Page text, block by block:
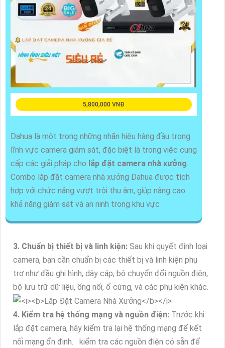
5,800,000 VNĐ
Dahua là một trong những nhãn hiệu hàng đầu trong
lĩnh vực camera giám sát, đặc biệt là trong việc cung
cấp các giải pháp cho lắp đặt camera nhà xưởng.
Combo lắp đặt camera nhà xưởng Dahua được tích
hợp với chức năng vượt trội thu âm, giúp nâng cao
khả năng giám sát và an ninh trong khu vực
3. Chuẩn bị thiết bị và linh kiện: Sau khi quyết định loại
camera, bạn cần chuẩn bị các thiết bị và linh kiện phụ
trợ như đầu ghi hình, dây cáp, bộ chuyển đổi nguồn điện,
bộ lưu trữ dữ liệu, ống nối, ổ cứng, và các phụ kiện khác.
4. Kiểm tra hệ thống mạng và nguồn điện: Trước khi
lắp đặt camera, hãy kiểm tra lại hệ thống mạng để kết
nối mạng ổn định. kiểm tra các nguồn điện có sẵn để